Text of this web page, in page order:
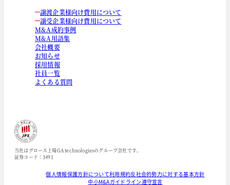
譲渡企業様向け費用について
譲受企業様向け費用について
M&A成約事例
M&A用語集
会社概要
お知らせ
採用情報
社員一覧
よくある質問
当社はグロース上場GA technologiesのグループ会社です。
証券コード：3491
個人情報保護方針について利用規約反社会的勢力に対する基本方針
中小M&Aガイドライン遵守宣言